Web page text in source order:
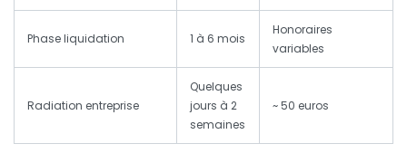
Phase liquidation 1 à 6 mois
Honoraires
variables
Radiation entreprise
Quelques
jours à 2
semaines
~ 50 euros